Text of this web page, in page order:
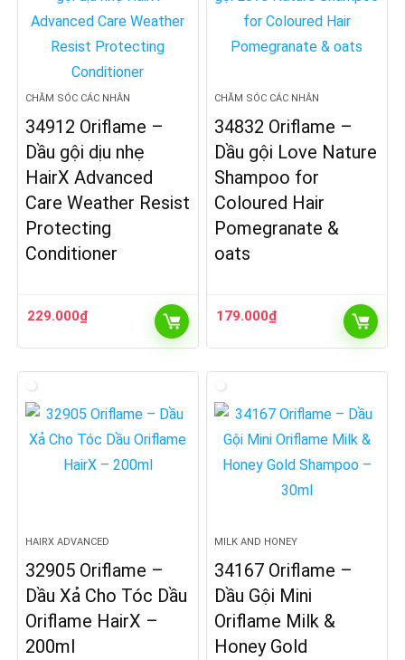
CHĂM SÓC CÁC NHÂN
34912 Oriflame –
Dầu gội dịu nhẹ
HairX Advanced
Care Weather Resist
Protecting
Conditioner
229.000₫
CHĂM SÓC CÁC NHÂN
34832 Oriflame –
Dầu gội Love Nature
Shampoo for
Coloured Hair
Pomegranate &
oats
179.000₫
HAIRX ADVANCED
32905 Oriflame –
Dầu Xả Cho Tóc Dầu
Oriflame HairX –
200ml
MILK AND HONEY
34167 Oriflame –
Dầu Gội Mini
Oriflame Milk &
Honey Gold